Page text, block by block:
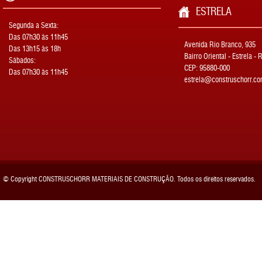
Segunda a Sexta:
Das 07h30 às 11h45
Das 13h15 às 18h
Sábados:
Das 07h30 às 11h45
ESTRELA
Avenida Rio Branco, 935
Bairro Oriental - Estrela -
CEP: 95880-000
© Copyright CONSTRUSCHORR MATERIAIS DE CONSTRUÇÃO. Todos os direitos reservados.